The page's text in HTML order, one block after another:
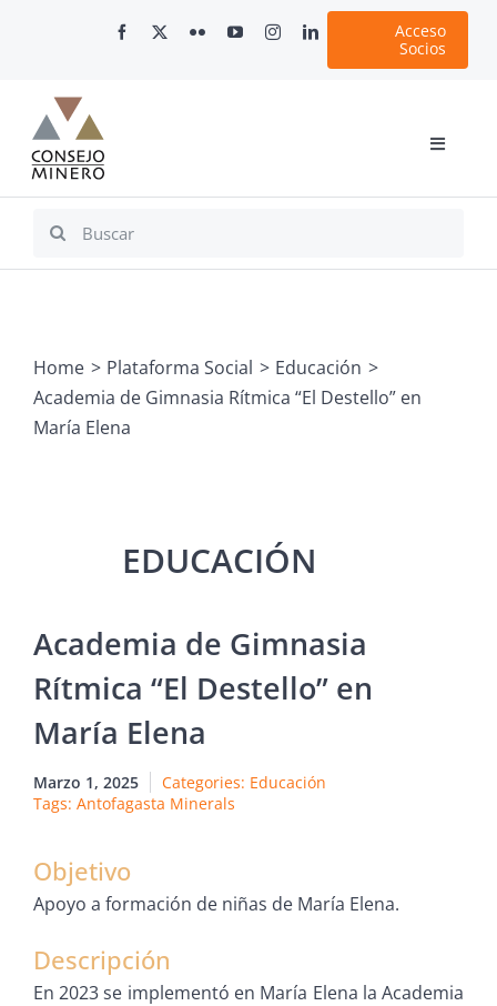
Acceso
Socios
Toggle
Plataformas Digitales
Search
Home Plataforma Social
Educación
Academia de Gimnasia Rítmica “El Destello” en
María Elena
Academia de Gimnasia
Rítmica “El Destello” en
María Elena
Marzo 1, 2025 Categories: Educación
Tags: Antofagasta Minerals
Objetivo
Apoyo a formación de niñas de María Elena.
Descripción
En 2023 se implementó en María Elena la Academia